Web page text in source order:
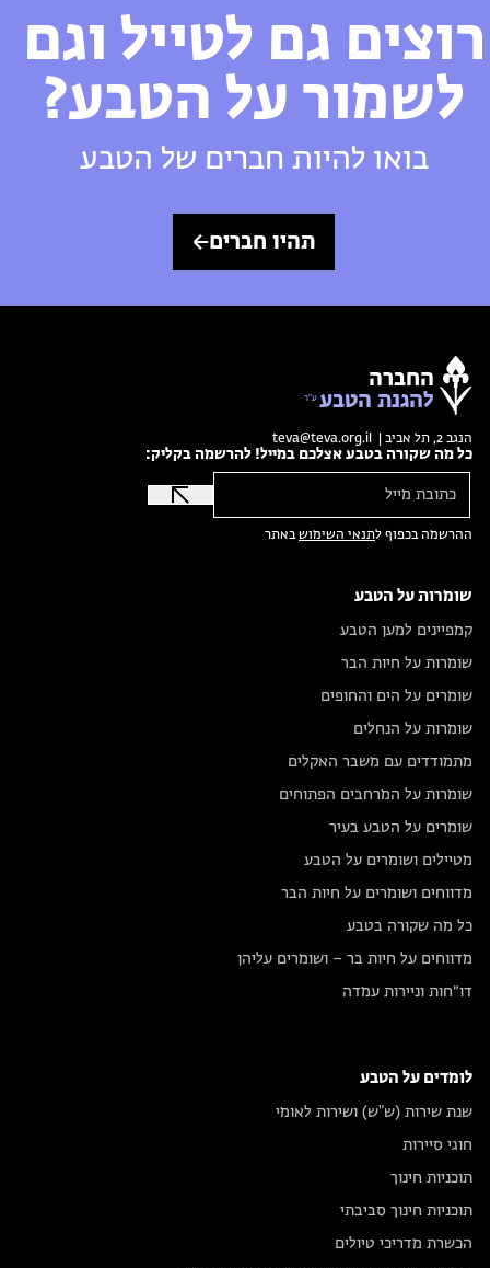
רוצים גם לטייל וגם
לשמור על הטבע?
בואו להיות חברים של הטבע
תהיו חברים
החברה
להגנת הטבע
הנגב 2, תל אביב | teva@teva.org.il
כל מה שקורה בטבע אצלכם במייל! להרשמה בקליק:
ההרשמה בכפוף לתנאי השימושבאתר
שומרות על הטבע
קמפיינים למען הטבע
שומרות על חיות הבר
שומרים על הים והחופים
שומרות על הנחלים
מתמודדים עם משבר האקלים
שומרות על המרחבים הפתוחים
שומרים על הטבע בעיר
מטיילים ושומרים על הטבע
מדווחים ושומרים על חיות הבר
כל מה שקורה בטבע
מדווחים על חיות בר – ושומרים עליהן
דו״חות וניירות עמדה
לומדים על הטבע
שנת שירות (ש"ש) ושירות לאומי
חוגי סיירות
תוכניות חינוך
תוכניות חינוך סביבתי
הכשרת מדריכי טיולים